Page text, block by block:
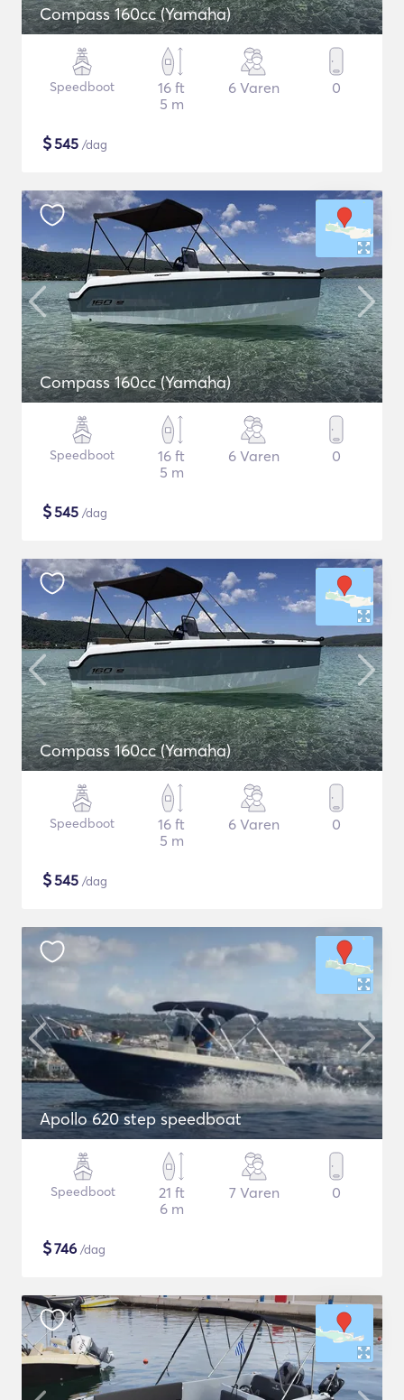
Compass 160cc (Yamaha)
Speedboot
16 ft
5 m
6 Varen 0
$545 /dag
Compass 160cc (Yamaha)
Speedboot
16 ft
5 m
6 Varen 0
$545 /dag
Compass 160cc (Yamaha)
Speedboot
16 ft
5 m
6 Varen 0
$545 /dag
Apollo 620 step speedboat
Speedboot
21 ft
6 m
7 Varen 0
$746 /dag